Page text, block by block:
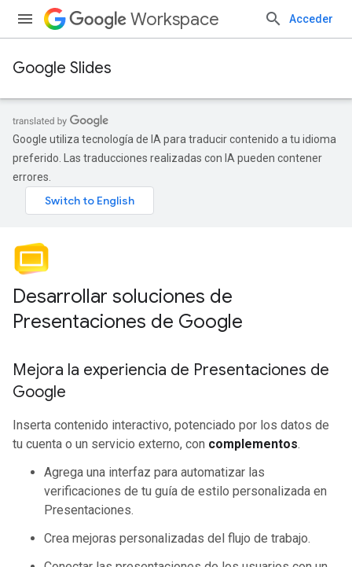
Workspace Acceder
Google Slides
Google utiliza tecnología de IA para traducir contenido a tu idioma
preferido. Las traducciones realizadas con IA pueden contener
errores.
Desarrollar soluciones de
Presentaciones de Google
Mejora la experiencia de Presentaciones de
Google
Inserta contenido interactivo, potenciado por los datos de
tu cuenta o un servicio externo, con complementos.
Agrega una interfaz para automatizar las
verificaciones de tu guía de estilo personalizada en
Presentaciones.
Crea mejoras personalizadas del flujo de trabajo.